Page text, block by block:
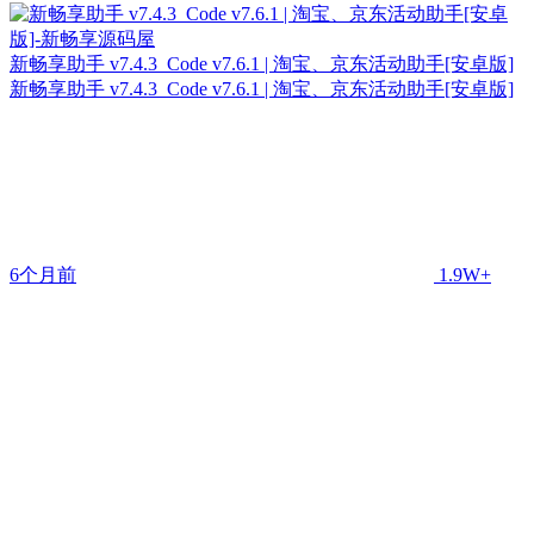
新畅享助手 v7.4.3_Code v7.6.1 | 淘宝、京东活动助手[安卓版]
新畅享助手 v7.4.3_Code v7.6.1 | 淘宝、京东活动助手[安卓版]
6个月前 1.9W+